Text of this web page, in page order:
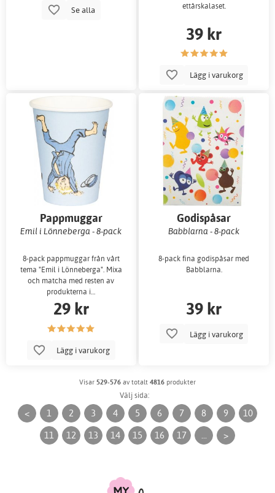
Se alla
ettårskalaset.
39 kr
Lägg i varukorg
Pappmuggar
Emil i Lönneberga - 8-pack
8-pack pappmuggar från vårt
tema "Emil i Lönneberga". Mixa
och matcha med resten av
produkterna i…
29 kr
Lägg i varukorg
Godispåsar
Babblarna - 8-pack
8-pack fina godispåsar med
Babblarna.
39 kr
Lägg i varukorg
Visar 529-576 av totalt 4816 produkter
Välj sida:
< 1 2 3 4 5 6 7 8 9
10
11
12 13 14 15 16 17 ... >